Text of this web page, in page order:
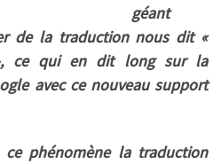
géant
de la traduction nous dit «
ce qui en dit long sur la
avec ce nouveau support
phénomène la traduction